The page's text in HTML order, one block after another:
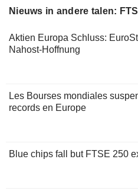
Nieuws in andere talen:
Aktien Europa Schluss:
Nahost-Hoffnung
Les Bourses mondiales
records en Europe
Blue chips fall but FTSE 250